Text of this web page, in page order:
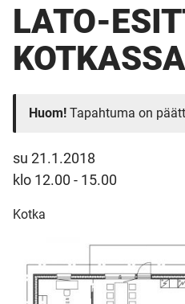
LATO-
KOTKASSA
Huom! Tapahtuma on
su 21.1.2018
klo 12.00 - 15.00
Kotka